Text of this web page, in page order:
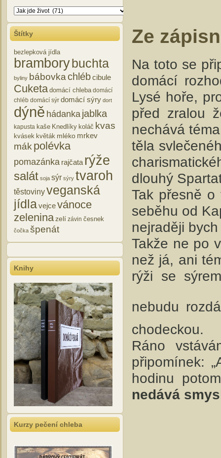
Rubriky
Štítky
bezlepková jídla
brambory buchta
byliny bábovkachlébcibule
Cuketa domácí chleba domácí
chléb domácí sýr domácí sýry dort
dýně hádanka jablka
kapusta kaše Knedlíky koláč kvas
kvásek květák mléko mrkev
mákpolévka
pomazánka rajčata rýže
salát soja sýr sýry tvaroh
těstovinyveganská
jídlavejcevánoce
zeleninazelí závin česnek
čočka špenát
Knihy
Kurzy pečení chleba
Ze
Na toto se
domácí
Lysé hoře,
před zralou
nechává
těla
dlouhý
Tak přesně o
seběhu od
nejraději
Takže ne po
než já, ani
rýži se
nebudu
chodeckou.
Ráno
připomínek:
hodinu
nedává